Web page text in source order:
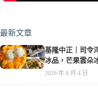
最新文章
基隆中正｜司令
冰品，芒果雲朵
在水準之上
2026 年 8 月 4 日